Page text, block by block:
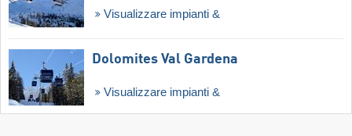
Visualizzare impianti &
Dolomites Val Gardena
Visualizzare impianti &